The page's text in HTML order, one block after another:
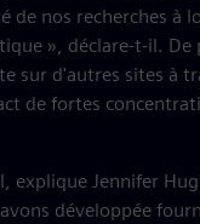
de nos recherches à
», déclare-t-il.
sur d'autres sites à
de fortes
explique Jennifer
développée